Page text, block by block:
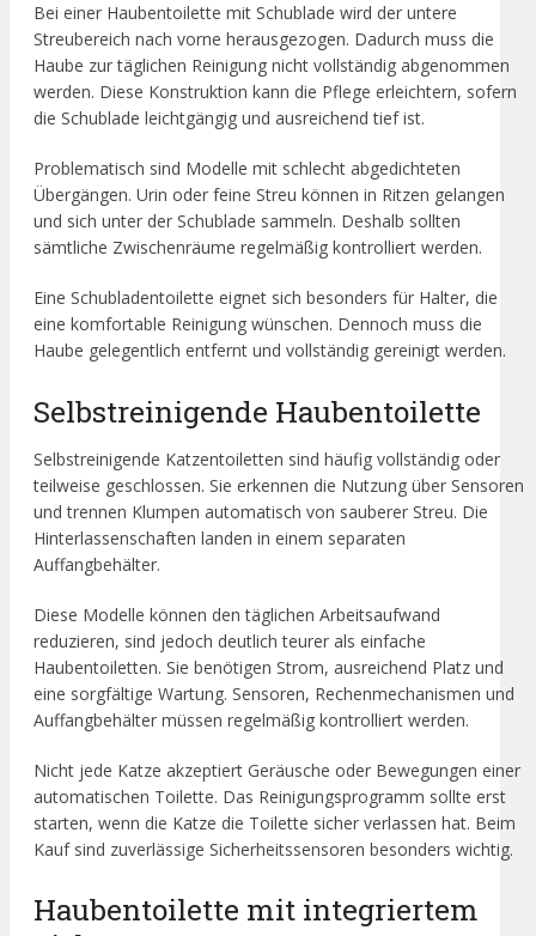
Bei einer Haubentoilette mit Schublade wird der untere
Streubereich nach vorne herausgezogen. Dadurch muss die
Haube zur täglichen Reinigung nicht vollständig abgenommen
werden. Diese Konstruktion kann die Pflege erleichtern, sofern
die Schublade leichtgängig und ausreichend tief ist.
Problematisch sind Modelle mit schlecht abgedichteten
Übergängen. Urin oder feine Streu können in Ritzen gelangen
und sich unter der Schublade sammeln. Deshalb sollten
sämtliche Zwischenräume regelmäßig kontrolliert werden.
Eine Schubladentoilette eignet sich besonders für Halter, die
eine komfortable Reinigung wünschen. Dennoch muss die
Haube gelegentlich entfernt und vollständig gereinigt werden.
Selbstreinigende Haubentoilette
Selbstreinigende Katzentoiletten sind häufig vollständig oder
teilweise geschlossen. Sie erkennen die Nutzung über Sensoren
und trennen Klumpen automatisch von sauberer Streu. Die
Hinterlassenschaften landen in einem separaten
Auffangbehälter.
Diese Modelle können den täglichen Arbeitsaufwand
reduzieren, sind jedoch deutlich teurer als einfache
Haubentoiletten. Sie benötigen Strom, ausreichend Platz und
eine sorgfältige Wartung. Sensoren, Rechenmechanismen und
Auffangbehälter müssen regelmäßig kontrolliert werden.
Nicht jede Katze akzeptiert Geräusche oder Bewegungen einer
automatischen Toilette. Das Reinigungsprogramm sollte erst
starten, wenn die Katze die Toilette sicher verlassen hat. Beim
Kauf sind zuverlässige Sicherheitssensoren besonders wichtig.
Haubentoilette mit integriertem